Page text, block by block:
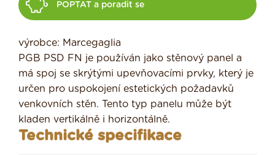
POPTAT a poradit se
výrobce: Marcegaglia
PGB PSD FN je používán jako stěnový panel a
má spoj se skrýtými upevňovacími prvky, který je
určen pro uspokojení estetických požadavků
venkovních stěn. Tento typ panelu může být
kladen vertikálně i horizontálně.
Technické specifikace